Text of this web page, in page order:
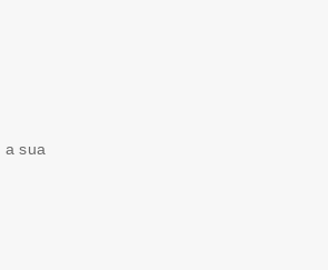
a sua